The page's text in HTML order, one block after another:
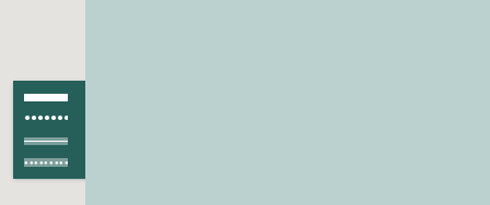
●●●●●●●●●●●●
●●●●●●●●●●●●●●●●